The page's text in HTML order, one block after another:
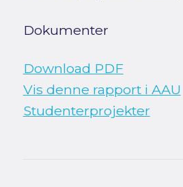
Dokumenter
Download PDF
Vis denne rapport i AAU
Studenterprojekter